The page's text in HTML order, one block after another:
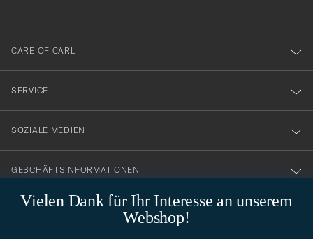
Vielen Dank für Ihr Interesse an unserem
Webshop!
dig
till
vårt
nyhetsbrev!
CARE OF CARL
SERVICE
SOZIALE MEDIEN
GESCHÄFTSINFORMATIONEN